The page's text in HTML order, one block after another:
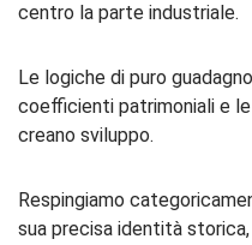
centro la parte industriale.
Le logiche di puro
coefficienti patrimoniali e
creano sviluppo.
Respingiamo
sua precisa identità